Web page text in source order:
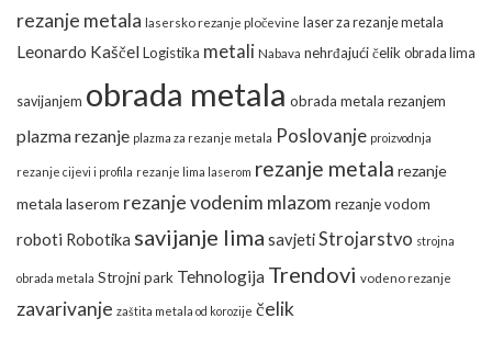
rezanje metala lasersko rezanje pločevine laser za rezanje metala
Leonardo Kaščel Logistika metali Nabava nehrđajući čelik obrada lima
savijanjem obrada metala obrada metala rezanjem
plazma rezanje plazma za rezanje metala Poslovanje proizvodnja
rezanje cijevi i profila rezanje lima laserom rezanje metala rezanje
metala laserom rezanje vodenim mlazom rezanje vodom
roboti Robotika savijanje lima savjetiStrojarstvo strojna
obrada metala Strojni park Tehnologija Trendovi vodeno rezanje
zavarivanje zaštita metala od korozije čelik